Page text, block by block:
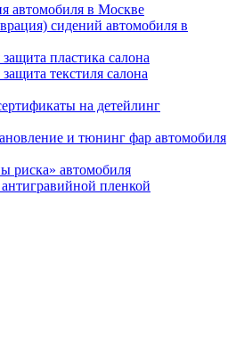
автомобиля в Москве
сидений автомобиля в
пластика салона
текстиля салона
на детейлинг
и тюнинг фар автомобиля
риска» автомобиля
пленкой